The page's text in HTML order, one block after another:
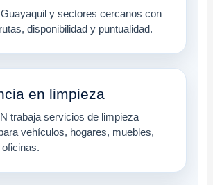
y sectores cercanos con
disponibilidad y puntualidad.
en limpieza
trabaja servicios de limpieza
vehículos, hogares, muebles,